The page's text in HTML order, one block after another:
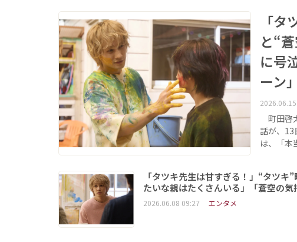
「
と“
に号
ーン」
町田啓
話が、
は、「本
「タツキ先生は甘すぎる！」“タツ
たいな親はたくさんいる」「蒼空の気
2026.06.08 09:27 エンタメ